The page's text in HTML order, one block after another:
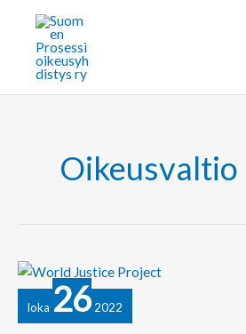
sisältöön
Oikeusvaltio
loka 26 2022
World
Justice
Project: